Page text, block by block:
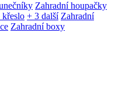
Zahradní houpačky
křeslo + 3 další Zahradní
Zahradní boxy